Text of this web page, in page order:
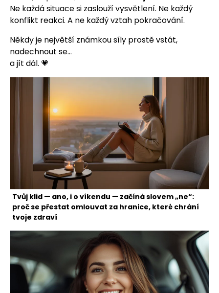
Ne každá situace si zaslouží vysvětlení. Ne každý
konflikt reakci. A ne každý vztah pokračování.
Někdy je největší známkou síly prostě vstát,
nadechnout se…
a jít dál. 💗
Tvůj klid — ano, i o víkendu — začíná slovem „ne“:
proč se přestat omlouvat za hranice, které chrání
tvoje zdraví